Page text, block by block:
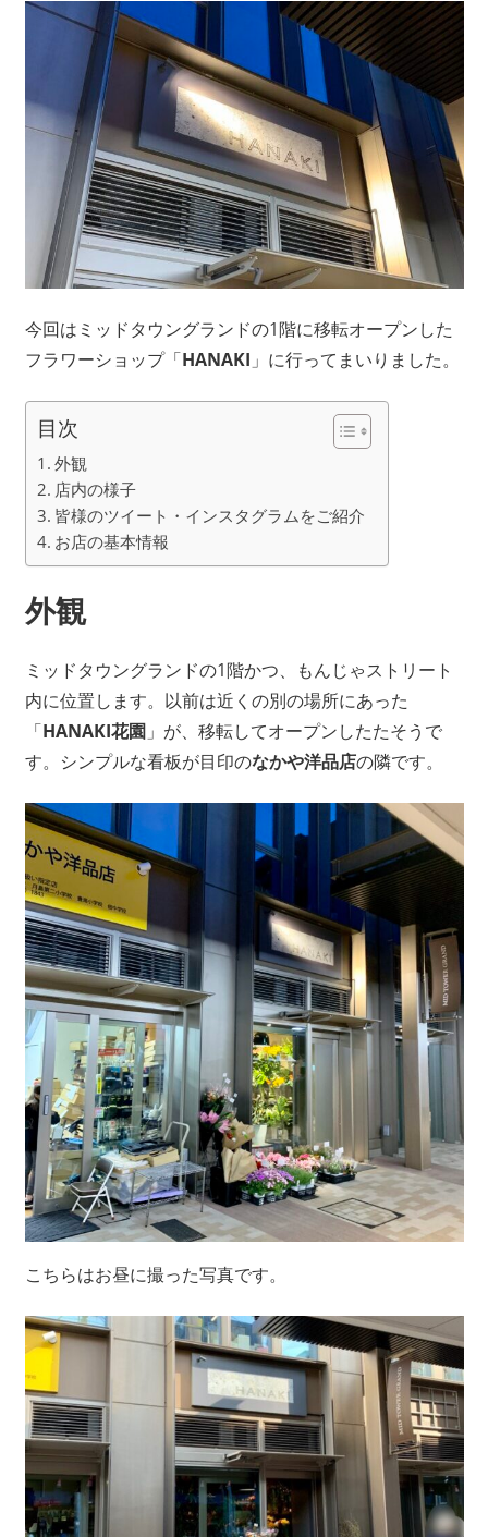
今回はミッドタウングランドの1階に移転オープンした
フラワーショップ「HANAKI 」に行ってまいりました。
目次
外観
店内の様子
皆様のツイート・インスタグラムをご紹介
お店の基本情報
外観
ミッドタウングランドの1階かつ、もんじゃストリート
内に位置します。以前は近くの別の場所にあった
「HANAKI花園」が、移転してオープンしたたそうで
す。シンプルな看板が目印のなかや洋品店の隣です。
こちらはお昼に撮った写真です。